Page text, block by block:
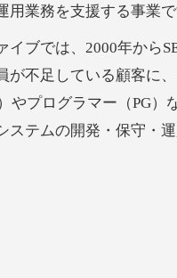
用業務を支援する事業で
イブでは、2000年から
が不足している顧客に
やプログラマー（PG
ステムの開発・保守・